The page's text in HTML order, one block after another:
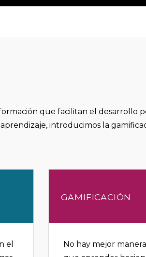
que facilitan el desarrollo
introducimos la
el
GAMIFICACIÓN
No hay mejor